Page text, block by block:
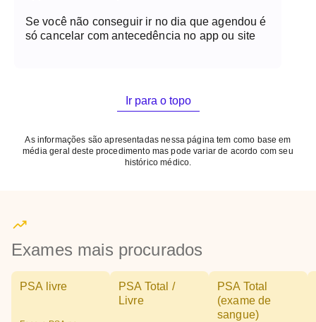
Se você não conseguir ir no dia que agendou é
só cancelar com antecedência no app ou site
Ir para o topo
As informações são apresentadas nessa página tem como base em
média geral deste procedimento mas pode variar de acordo com seu
histórico médico.
Exames mais procurados
PSA livre
PSA Total /
Livre
PSA Total
(exame de
sangue)